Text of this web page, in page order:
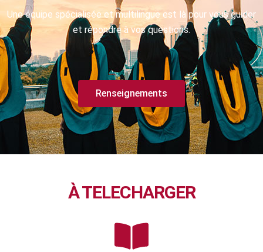
Une équipe spécialisée et multilingue est là pour vous guider
et répondre à vos questions.
Renseignements
À TELECHARGER